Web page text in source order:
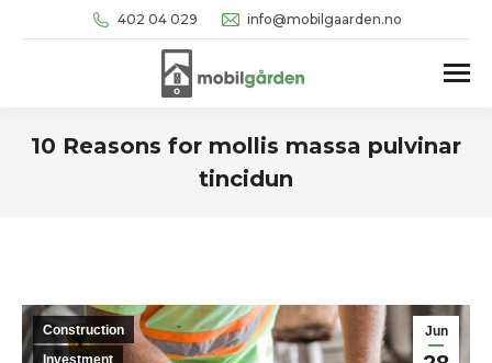
402 04 029 info@mobilgaarden.no
10 Reasons for mollis massa pulvinar
tincidun
Jun
Construction
Investment